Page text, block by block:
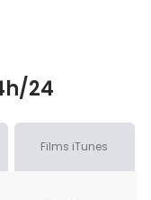
24
Films iTunes